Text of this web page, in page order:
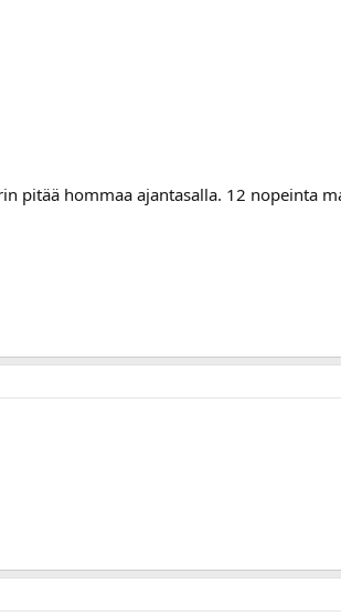
pitää hommaa ajantasalla. 12 nopeinta